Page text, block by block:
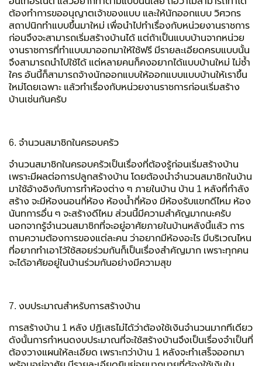
ต้องทำการขออนุญาตเจ้าของแบบ และให้นักออกแบบ วิศวกร
สถาปนิกทำแบบขึ้นมาใหม่ เพื่อนำไปทำเรื่องกับหน่วยงานราชการ
ก่อนจึงจะสามารถเริ่มสร้างบ้านได้ แต่ถ้าเป็นแบบบ้านจากหน่วย
งานราชการที่ทำแบบมาออกมาให้ใช้ฟรี มีรายละเอียดครบแบบนั้น
จึงสามารถนำไปใช้ได้ แต่หลายคนก็คงอยากได้แบบบ้านใหม่ ไม่ซ้ำ
ใคร อันนี้ก็สามารถจ้างนักออกแบบให้ออกแบบแบบบ้านให้เราขึ้น
ใหม่โดยเฉพาะ แล้วทำเรื่องกับหน่วยงานราชการก่อนเริ่มสร้าง
บ้านเช่นกันครับ
6. จำนวนสมาชิกในครอบครัว
จำนวนสมาชิกในครอบครัวเป็นเรื่องที่ต้องรู้ก่อนเริ่มสร้างบ้าน
เพราะมีผลต่อการปลูกสร้างบ้าน โดยต้องนำจำนวนสมาชิกในบ้าน
มาใช้อ้างอิงกับการทำห้องต่าง ๆ ภายในบ้าน บ้าน 1 หลังที่กำลัง
สร้าง จะมีห้องนอนกี่ห้อง ห้องน้ำกี่ห้อง มีห้องรับแขกดีไหม ห้อง
นันทการอื่น ๆ จะสร้างดีไหม ส่วนนี้มีความสำคัญมากนะครับ
นอกจากรู้จำนวนสมาชิกที่จะอยู่อาศัยภายในบ้านหลังนี้แล้ว การ
ถามความต้องการของแต่ละคน ว่าอยากมีห้องอะไร มีบริเวณไหน
ที่อยากทำเอาไว้ใช้สอยร่วมกันก็เป็นเรื่องสำคัญมาก เพราะทุกคน
จะได้อาศัยอยู่ในบ้านร่วมกันอย่างมีความสุข
7. งบประมาณสำหรับการสร้างบ้าน
การสร้างบ้าน 1 หลัง ปฏิเสธไม่ได้ว่าต้องใช้เงินจำนวนมากทีเดียว
ดังนั้นการกำหนดงบประมาณที่จะใช้สร้างบ้านจึงเป็นเรื่องจำเป็นที่
ต้องวางแผนให้ละเอียด เพราะกว่าบ้าน 1 หลังจะทำเสร็จออกมา